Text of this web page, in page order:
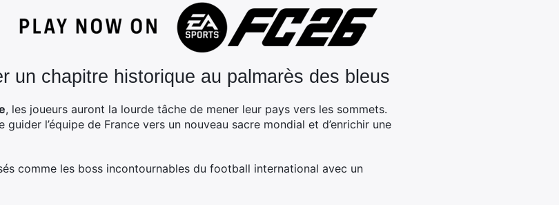
un chapitre historique au palmarès des bleus
, les joueurs auront la lourde tâche de mener leur pays vers les sommets.
l’équipe de France vers un nouveau sacre mondial et d’enrichir une
comme les boss incontournables du football international avec un